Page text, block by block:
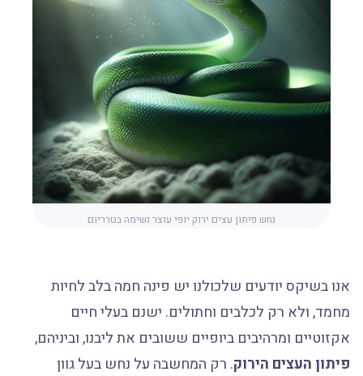
נחש פיתון עצים ירוק יופי עוצר נשימה בטרריום
אנו בשיקס יודעים שלכולנו יש פינה חמה בלב לחיות
מחמד, ולא רק לכלבים וחתולים. ישנם בעלי חיים
אקזוטיים ומרהיבים ביופיים ששובים את ליבנו, וביניהם,
פיתון העצים הירוק. רק המחשבה על נחש בעל גוון